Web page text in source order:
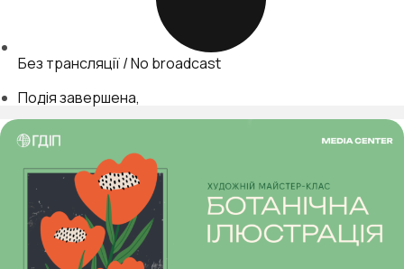
Без трансляції / No broadcast
Подія завершена